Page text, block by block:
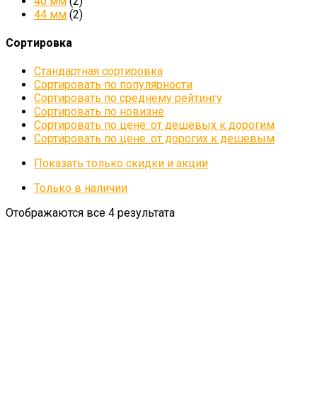
44 мм (2)
Сортировка
Стандартная сортировка
Сортировать по популярности
Сортировать по среднему рейтингу
Сортировать по новизне
Сортировать по цене: от дешевых к дорогим
Сортировать по цене: от дорогих к дешевым
Показать только скидки и акции
Только в наличии
Отображаются все 4 результата